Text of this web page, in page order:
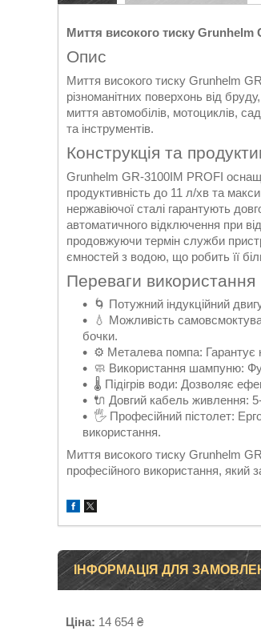
Миття високого тиску Grunhelm
Опис
Миття високого тиску Grunhelm
різноманітних поверхонь від
миття автомобілів, мотоциклів,
та інструментів.
Конструкція та
Grunhelm GR-3100IM PROFI
продуктивність до 11 л/хв та
нержавіючої сталі гарантують
автоматичного відключення при
продовжуючи термін служби
ємностей з водою, що робить її
Переваги використання
🌀 Потужний індукційний
💧 Можливість
бочки.
⚙️ Металева помпа: Гарантує
🧼 Використання шампуню:
🌡️ Підігрів води: Дозволяє
🔌 Довгий кабель живлення:
🖐️ Професійний пістолет:
використання.
Миття високого тиску Grunhelm
професійного використання, який
ІНФОРМАЦІЯ ДЛЯ
Ціна: 14 654 ₴